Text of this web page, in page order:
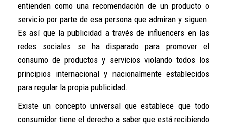
entienden como una recomendación de un producto o
servicio por parte de esa persona que admiran y siguen.
Es así que la publicidad a través de influencers en las
redes sociales se ha disparado para promover el
consumo de productos y servicios violando todos los
principios internacional y nacionalmente establecidos
para regular la propia publicidad.
Existe un concepto universal que establece que todo
consumidor tiene el derecho a saber que está recibiendo